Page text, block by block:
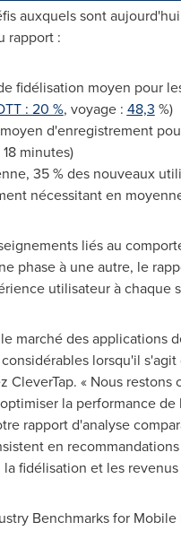
auxquels sont
rapport :
fidélisation moyen pour
: 20 %, voyage : 48,3 %)
d'enregistrement
minutes)
35 % des nouveaux
nécessitant en
liés au
phase à une autre, le
utilisateur à chaque
marché des applications
lorsqu'il
CleverTap. « Nous
la performance
rapport d'analyse
en
fidélisation et les
Benchmarks for